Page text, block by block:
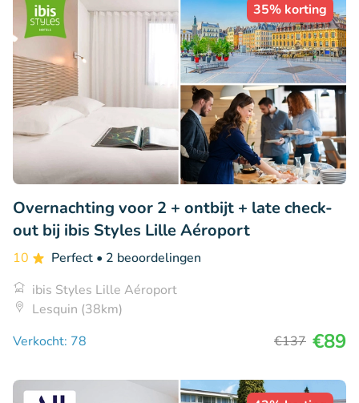
35% korting
Overnachting voor 2 + ontbijt + late check-
out bij ibis Styles Lille Aéroport
10 Perfect • 2 beoordelingen
ibis Styles Lille Aéroport
Lesquin (38km)
Verkocht: 78
€137 €89